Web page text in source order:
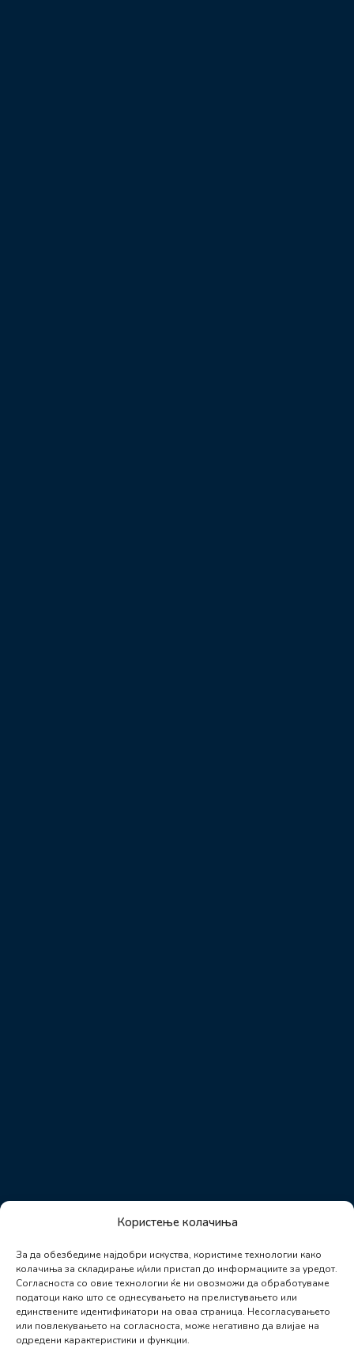
Користење колачиња
За да обезбедиме најдобри искуства, користиме технологии како
колачиња за складирање и/или пристап до информациите за уредот.
Согласноста со овие технологии ќе ни овозможи да обработуваме
податоци како што се однесувањето на прелистувањето или
единствените идентификатори на оваа страница. Несогласувањето
или повлекувањето на согласноста, може негативно да влијае на
одредени карактеристики и функции.